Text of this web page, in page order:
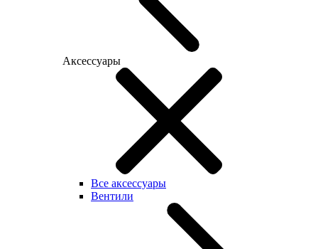
Аксессуары
Все аксессуары
Вентили